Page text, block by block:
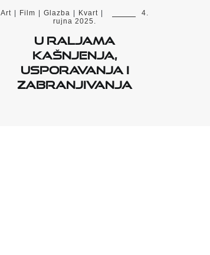
Art | Film | Glazba | Kvart |
4.
rujna 2025.
U raljama
kašnjenja,
usporavanja i
zabranjivanja